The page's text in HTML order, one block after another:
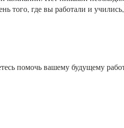
того, где вы работали и
помочь вашему будущему